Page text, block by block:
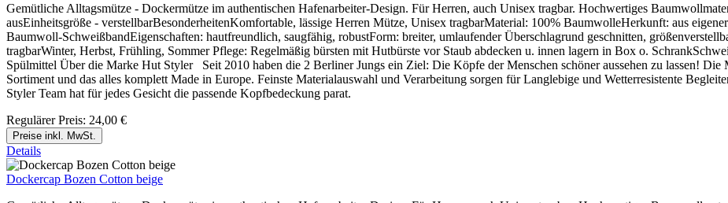
Gemütliche Alltagsmütze - Dockermütze im authentischen Hafenarbeiter-Design. Für Herren, auch Unisex tragbar. Hochwertiges
ausEinheitsgröße - verstellbarBesonderheitenKomfortable, lässige Herren Mütze, Unisex tragbarMaterial: 100% BaumwolleHerkunft: aus
Baumwoll-SchweißbandEigenschaften: hautfreundlich, saugfähig, robustForm: breiter, umlaufender Überschlagrund geschnitten,
tragbarWinter, Herbst, Frühling, Sommer Pflege: Regelmäßig bürsten mit Hutbürste vor Staub abdecken u. innen lagern in Box o.
Spülmittel Über die Marke Hut Styler Seit 2010 haben die 2 Berliner Jungs ein Ziel: Die Köpfe der Menschen schöner aussehen zu lassen! Die
Sortiment und das alles komplett Made in Europe. Feinste Materialauswahl und Verarbeitung sorgen für Langlebige und Wetterresistente
Styler Team hat für jedes Gesicht die passende Kopfbedeckung parat.
Regulärer Preis: 24,00 €
Preise inkl. MwSt.
Details
Dockercap Bozen Cotton beige